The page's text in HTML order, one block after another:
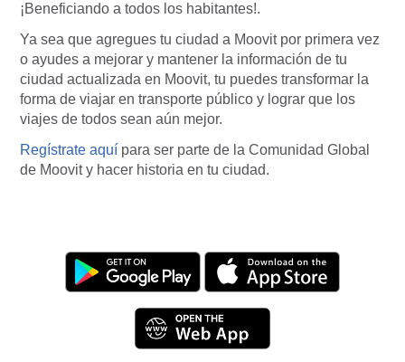
¡Beneficiando a todos los habitantes!.
Ya sea que agregues tu ciudad a Moovit por primera vez
o ayudes a mejorar y mantener la información de tu
ciudad actualizada en Moovit, tu puedes transformar la
forma de viajar en transporte público y lograr que los
viajes de todos sean aún mejor.
Regístrate aquí para ser parte de la Comunidad Global
de Moovit y hacer historia en tu ciudad.